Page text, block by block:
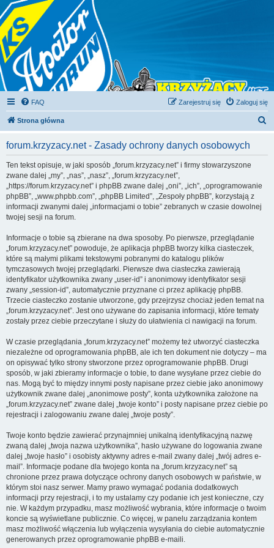
FAQ Zaloguj się
Zarejestruj się
Strona główna
forum.krzyzacy.net - Zasady ochrony danych osobowych
Ten tekst opisuje, w jaki sposób „forum.krzyzacy.net” i firmy stowarzyszone
zwane dalej „my”, „nas”, „nasz”, „forum.krzyzacy.net”,
„https://forum.krzyzacy.net” i phpBB zwane dalej „oni”, „ich”, „oprogramowanie
phpBB”, „www.phpbb.com”, „phpBB Limited”, „Zespoły phpBB”, korzystają z
informacji zwanymi dalej „informacjami o tobie” zebranych w czasie dowolnej
twojej sesji na forum.
Informacje o tobie są zbierane na dwa sposoby. Po pierwsze, przeglądanie
„forum.krzyzacy.net” powoduje, że aplikacja phpBB tworzy kilka ciasteczek,
które są małymi plikami tekstowymi pobranymi do katalogu plików
tymczasowych twojej przeglądarki. Pierwsze dwa ciasteczka zawierają
identyfikator użytkownika zwany „user-id” i anonimowy identyfikator sesji
zwany „session-id”, automatycznie przyznane ci przez aplikację phpBB.
Trzecie ciasteczko zostanie utworzone, gdy przejrzysz chociaż jeden temat na
„forum.krzyzacy.net”. Jest ono używane do zapisania informacji, które tematy
zostały przez ciebie przeczytane i służy do ułatwienia ci nawigacji na forum.
W czasie przeglądania „forum.krzyzacy.net” możemy też utworzyć ciasteczka
niezależne od oprogramowania phpBB, ale ich ten dokument nie dotyczy – ma
on opisywać tylko strony stworzone przez oprogramowanie phpBB. Drugi
sposób, w jaki zbieramy informacje o tobie, to dane wysyłane przez ciebie do
nas. Mogą być to między innymi posty napisane przez ciebie jako anonimowy
użytkownik zwane dalej „anonimowe posty”, konta użytkownika założone na
„forum.krzyzacy.net” zwane dalej „twoje konto” i posty napisane przez ciebie po
rejestracji i zalogowaniu zwane dalej „twoje posty”.
Twoje konto będzie zawierać przynajmniej unikalną identyfikacyjną nazwę
zwaną dalej „twoja nazwa użytkownika”, hasło używane do logowania zwane
dalej „twoje hasło” i osobisty aktywny adres e-mail zwany dalej „twój adres e-
mail”. Informacje podane dla twojego konta na „forum.krzyzacy.net” są
chronione przez prawa dotyczące ochrony danych osobowych w państwie, w
którym stoi nasz serwer. Mamy prawo wymagać podania dodatkowych
informacji przy rejestracji, i to my ustalamy czy podanie ich jest konieczne, czy
nie. W każdym przypadku, masz możliwość wybrania, które informacje o twoim
koncie są wyświetlane publicznie. Co więcej, w panelu zarządzania kontem
masz możliwość włączenia lub wyłączenia wysyłania do ciebie automatycznie
generowanych przez oprogramowanie phpBB e-maili.